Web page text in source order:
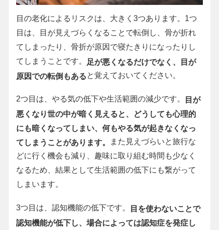
目の老化によるリスクは、大きく3つあります。1つ
目は、目が見えづらくなることで転倒し、骨が折れ
てしまったり、骨折が原因で寝たきりになったりし
てしまうことです。
足が悪くなるだけでなく、目が
原因での転倒もあると覚えておいてください。
2つ目は、やる気の低下や生活範囲の減少です。
目が
悪くなり世の中が暗く見えると、どうしても心理的
にも暗くなってしまい、何もやる気が起きなくなっ
てしまうことがあります。
また見えづらいと旅行な
どに行く機会も減り、趣味に取り組む時間も少なく
なるため、結果として生活範囲の低下にも繋がって
しまいます。
3つ目は、認知機能の低下です。
目を使わないことで
認知機能が低下し、場合によっては認知症を発症し